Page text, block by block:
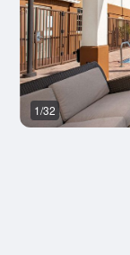
1/32